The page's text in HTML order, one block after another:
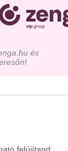
és